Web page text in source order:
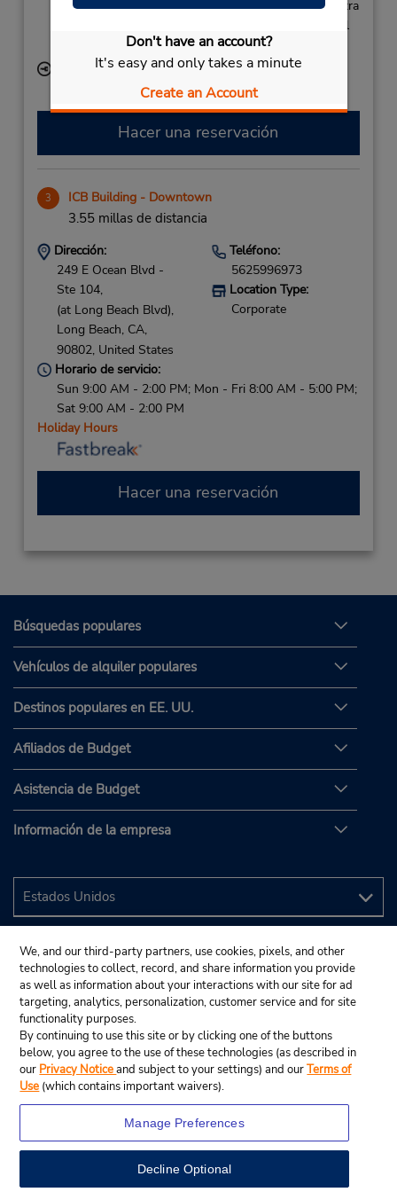
Don't have an account?
It's easy and only takes a minute
Create an Account
Si llega en avión, el mostrador de alquiler se encuentra
dentro de la terminal con una caminata corta hasta el
estacionamiento.
Ubicación para depositar llaves
Hacer una reservación
3 ICB Building - Downtown
3.55 millas de distancia
Dirección:
249 E Ocean Blvd -
Ste 104,
(at Long Beach Blvd),
Long Beach, CA,
90802, United States
Teléfono:
5625996973
Location Type:
Corporate
Horario de servicio:
Sun 9:00 AM - 2:00 PM; Mon - Fri 8:00 AM - 5:00 PM;
Sat 9:00 AM - 2:00 PM
Holiday Hours
Hacer una reservación
Búsquedas populares
Vehículos de alquiler populares
Destinos populares en EE. UU.
Afiliados de Budget
Asistencia de Budget
Información de la empresa
We, and our third-party partners, use cookies, pixels, and other
technologies to collect, record, and share information you provide
as well as information about your interactions with our site for ad
targeting, analytics, personalization, customer service and for site
functionality purposes.
By continuing to use this site or by clicking one of the buttons
below, you agree to the use of these technologies (as described in
our Privacy Noticeand subject to your settings) and ourTerms of
Use (which contains important waivers).
Manage Preferences
Decline Optional